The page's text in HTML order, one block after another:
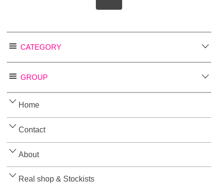
CATEGORY
GROUP
Home
Contact
About
Real shop & Stockists